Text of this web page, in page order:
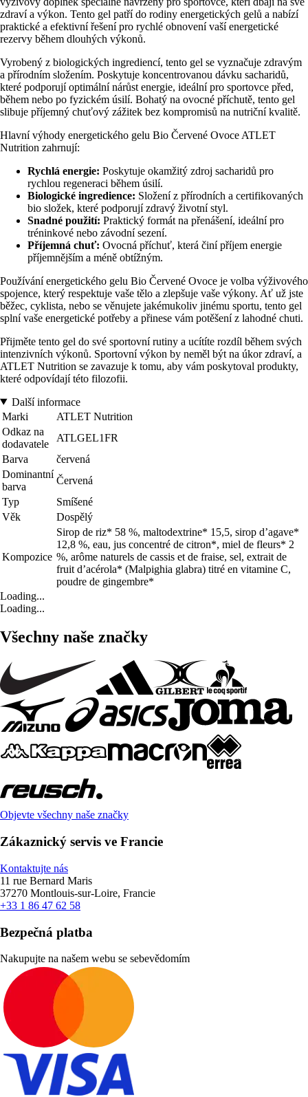
zdraví a výkon. Tento gel patří do rodiny energetických gelů a nabízí
praktické a efektivní řešení pro rychlé obnovení vaší energetické
rezervy během dlouhých výkonů.
Vyrobený z biologických ingrediencí, tento gel se vyznačuje zdravým
a přírodním složením. Poskytuje koncentrovanou dávku sacharidů,
které podporují optimální nárůst energie, ideální pro sportovce před,
během nebo po fyzickém úsilí. Bohatý na ovocné příchutě, tento gel
slibuje příjemný chuťový zážitek bez kompromisů na nutriční kvalitě.
Hlavní výhody energetického gelu Bio Červené Ovoce ATLET
Nutrition zahrnují:
Rychlá energie: Poskytuje okamžitý zdroj sacharidů pro
rychlou regeneraci během úsilí.
Biologické ingredience: Složení z přírodních a certifikovaných
bio složek, které podporují zdravý životní styl.
Snadné použití: Praktický formát na přenášení, ideální pro
tréninkové nebo závodní sezení.
Příjemná chuť: Ovocná příchuť, která činí příjem energie
příjemnějším a méně obtížným.
Používání energetického gelu Bio Červené Ovoce je volba výživového
spojence, který respektuje vaše tělo a zlepšuje vaše výkony. Ať už jste
běžec, cyklista, nebo se věnujete jakémukoliv jinému sportu, tento gel
splní vaše energetické potřeby a přinese vám potěšení z lahodné chuti.
Přijměte tento gel do své sportovní rutiny a ucítíte rozdíl během svých
intenzivních výkonů. Sportovní výkon by neměl být na úkor zdraví, a
ATLET Nutrition se zavazuje k tomu, aby vám poskytoval produkty,
které odpovídají této filozofii.
Další informace
Marki
ATLET Nutrition
Odkaz na
dodavatele
ATLGEL1FR
Barva
červená
Dominantní
barva
Červená
Typ
Smíšené
Věk
Dospělý
Kompozice
Sirop de riz* 58 %, maltodextrine* 15,5, sirop d’agave*
12,8 %, eau, jus concentré de citron*, miel de fleurs* 2
%, arôme naturels de cassis et de fraise, sel, extrait de
fruit d’acérola* (Malpighia glabra) titré en vitamine C,
poudre de gingembre*
Loading...
Loading...
Všechny naše značky
Objevte všechny naše značky
Zákaznický servis ve Francie
Kontaktujte nás
11 rue Bernard Maris
37270 Montlouis-sur-Loire, Francie
+33 1 86 47 62 58
Bezpečná platba
Nakupujte na našem webu se sebevědomím